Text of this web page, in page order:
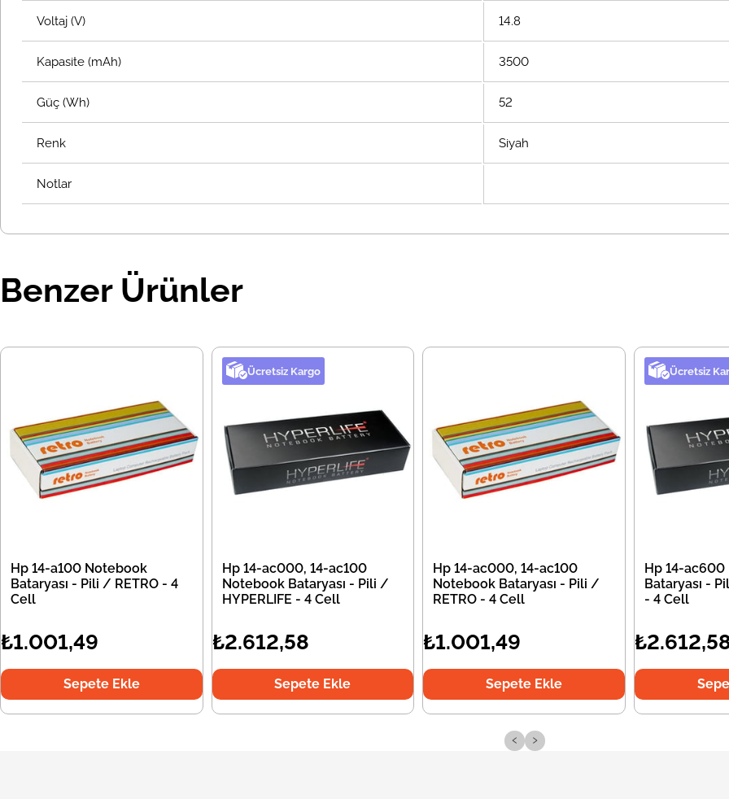
Voltaj (V) 14.8
Kapasite (mAh) 3500
Güç (Wh) 52
Renk Siyah
Notlar
Benzer Ürünler
Hp 14-a100 Notebook
Bataryası - Pili / RETRO - 4
Cell
₺1.001,49
Sepete Ekle
Ücretsiz Kargo
Hp 14-ac000, 14-ac100
Notebook Bataryası - Pili /
HYPERLIFE - 4 Cell
₺2.612,58
Sepete Ekle
Hp 14-ac000, 14-ac100
Notebook Bataryası - Pili /
RETRO - 4 Cell
₺1.001,49
Sepete Ekle
Ücretsiz
Hp 14-
Bataryası -
- 4 Cell
‹ ›